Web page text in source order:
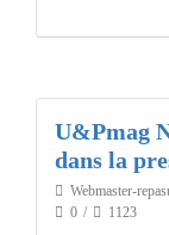
U&Pmag
dans la
Webmaster-
0
1123